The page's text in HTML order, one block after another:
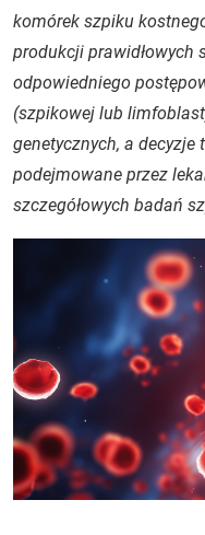
komórek szpiku
produkcji prawidłowych
odpowiedniego
(szpikowej lub
genetycznych, a decyzje
podejmowane przez
szczegółowych badań